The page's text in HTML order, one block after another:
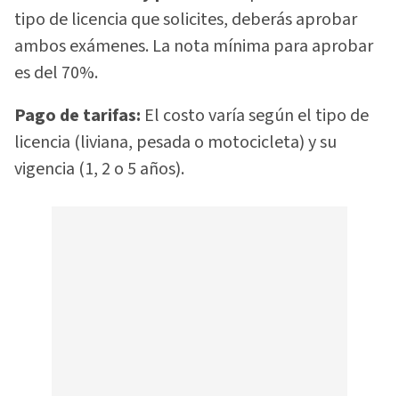
tipo de licencia que solicites, deberás aprobar
ambos exámenes. La nota mínima para aprobar
es del 70%.
Pago de tarifas: El costo varía según el tipo de
licencia (liviana, pesada o motocicleta) y su
vigencia (1, 2 o 5 años).